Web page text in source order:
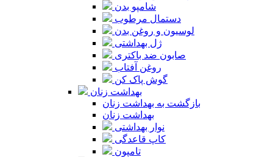
شامپو بدن
دستمال مرطوب
لوسیون و روغن بدن
ژل بهداشتی
صابون ضد باکتری
روغن آفتاب
گوش پاک کن
بهداشت زنان
بازگشت به بهداشت زنان
بهداشت زنان
نوار بهداشتی
کاپ قاعدگی
تامپون